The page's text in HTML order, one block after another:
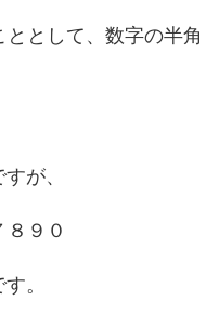
ととして、数字の半
が、
８９０
。